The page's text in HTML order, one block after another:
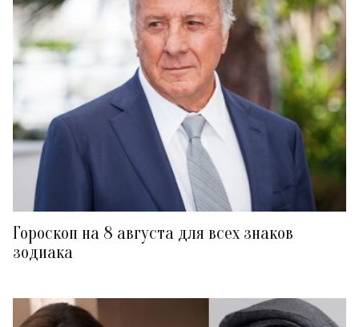
Гороскоп на 8 августа для всех знаков
зодиака